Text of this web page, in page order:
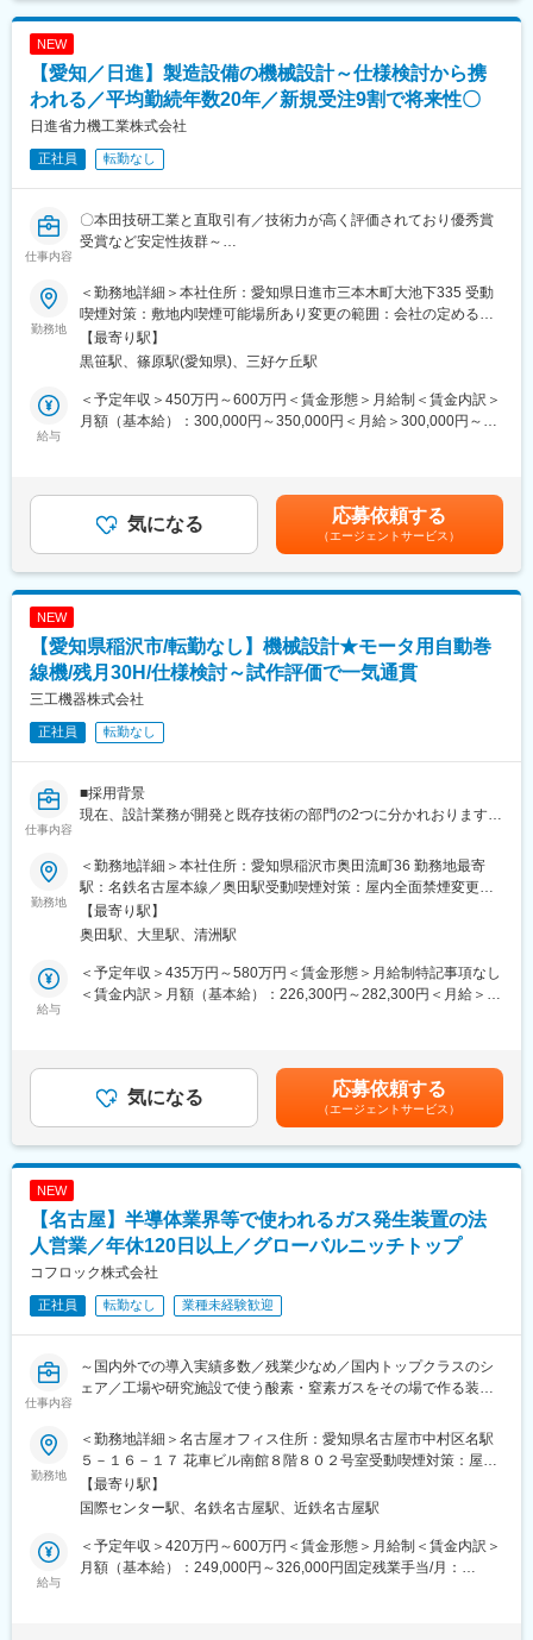
＜将来的には＞
電気設計～部品の手配～組立～据付工事まで一貫した業務をご担
当いただく予定です。
部品や電気機器を配線してボックス内に収納された装置のことで
す。
なります。
■組織構成：
当社では現在7名、総務担当3名(女性)＋設計・据付担当4名(男性)
のスタッフが在籍。一緒に業務を行っていただく設計・据付担当
は、50代1名・30代2名・20代1名の男性社員が活躍しておりま
す。
・当社は創業より40年以上にわたり、トヨタ自動車様向けの制御
盤を設計・製作・納品・メンテナンスを行っております。長年の
頂けているためです。
や給与で還元するのはもちろんのこと、忘年会や歓迎会、BBQな
どの行事も盛んです。悩み事なども相談しやすい雰囲気です。
は固定手当を含めた表記です。
NEW
【愛知／日進】製造設備の機械設計～仕様検討から携
われる／平均勤続年数20年／新規受注9割で将来性〇
日進省力機工業株式会社
正社員 転勤なし
仕事内容
〇本田技研工業と直取引有／技術力が高く評価されており優秀賞
受賞など安定性抜群～
き方が出来ます。
■仕事概要：
・大手自動車メーカーの生産ラインにて使用される、省力化・省
人化のための生産設備の機械設計としてご活躍いただきます。
■仕事詳細：
・お客様との仕様検討～設計～アフターフォローまでの一連の業
とが出来ます。
・組立や納品は別部署の社員が行っております。
設計を行っています。新規メインであるため、扱う機械で同じも
のがなく技術を磨き続けることが出来ます。
★安定受注で会社の安定性◎
…近年では自動車だけでなく、二輪車や芝刈り機・発電機などを
製造する場面でも使用されており、特に非常時に必要となる発電
からも厚い信頼を得ています。
〇機械設計部門には4名（40代2名、30代2名）が在籍していま
す。
■就業環境：
・土日休／年間休日115日／平均残業時間30Hでワークライフバラ
ンス充実
・社風として会社の利益は従業員に還元する仕組みを取っていま
変更の範囲：会社の定める業務
勤務地
＜勤務地詳細＞本社住所：愛知県日進市三本木町大池下335 受動
喫煙対策：敷地内喫煙可能場所あり変更の範囲：会社の定める事
業所
【最寄り駅】
黒笹駅、篠原駅(愛知県)、三好ケ丘駅
給与
＜予定年収＞450万円～600万円＜賃金形態＞月給制＜賃金内訳＞
月額（基本給）：300,000円～350,000円＜月給＞300,000円～
通じて上下する可能性があります。月給(月額)は固定手当を含みま
す。
気になる 応募依頼する
（エージェントサービス）
NEW
【愛知県稲沢市/転勤なし】機械設計★モータ用自動巻
線機/残月30H/仕様検討～試作評価で一気通貫
三工機器株式会社
正社員 転勤なし
仕事内容
■採用背景
現在、設計業務が開発と既存技術の部門の2つに分かれおります。
事の受注が徐々に増えている状況で、その業務量に対応するため
の増員募集となります。
■ミッション
一部外注に委託している業務があり、その業務の指示出しや納品
された製品が正確に指示通りに作業ができているのかを確認して
いただきます。
ータ用自動巻線機の機械設計業務をお任せいたします。モーター
やセンサーの重要なパーツである「コイル」。モータ用自動巻線
機とは、コイル製造のために電線を精密に巻く機械です。
のチームで進めていきます。また、小さな機械の場合、納入～研
修～サービス・メンテナンスの一次対応まで行うこともありま
す。業務で関与する範囲は広く、設計業務の一連の流れを身に着
けることが出来ます。※設計、製造、組み立てについて、一部外注
に依頼することで、業務量を抑えています。
PJT開始から納入までの期間は平均して4～5か月、大きなPJTにな
ると10か月程度です。設計部分だと2か月～4か月程度です。
■教育体制：
入社後3か月は研修期間となります。これまで使用していたCAD
の種類が異なる方は、この期間にiCAD、AutoCADの習得をしてい
ただきます。その後、上司の下でサポート業務をしながら、仕事
を覚えてきます。
勤務地
＜勤務地詳細＞本社住所：愛知県稲沢市奥田流町36 勤務地最寄
駅：名鉄名古屋本線／奥田駅受動喫煙対策：屋内全面禁煙変更の
範囲：会社の定める事業所
【最寄り駅】
奥田駅、大里駅、清洲駅
給与
＜予定年収＞435万円～580万円＜賃金形態＞月給制特記事項なし
＜賃金内訳＞月額（基本給）：226,300円～282,300円＜月給＞
14,000円、家族手当16,000円賃金はあくまでも目安の金額であ
り、選考を通じて上下する可能性があります。月給(月額)は固定手
気になる 応募依頼する
（エージェントサービス）
NEW
【名古屋】半導体業界等で使われるガス発生装置の法
人営業／年休120日以上／グローバルニッチトップ
コフロック株式会社
正社員 転勤なし 業種未経験歓迎
仕事内容
～国内外での導入実績多数／残業少なめ／国内トップクラスのシ
ェア／工場や研究施設で使う酸素・窒素ガスをその場で作る装置
■業務詳細：
製造業や大学、研究機関などへガス発生装置の営業をお任せしま
す。
└企業や大学への訪問および提案活動
└見積書作成や商品説明
└展示会での販促活動や新規顧客対応（既存取引先からの紹介や
展示会でのつながりから対応）
勤務地
＜勤務地詳細＞名古屋オフィス住所：愛知県名古屋市中村区名駅
５－１６－１７ 花車ビル南館８階８０２号室受動喫煙対策：屋内
全面禁煙変更の範囲：会社の定める事業所
【最寄り駅】
国際センター駅、名鉄名古屋駅、近鉄名古屋駅
給与
＜予定年収＞420万円～600万円＜賃金形態＞月給制＜賃金内訳＞
月額（基本給）：249,000円～326,000円固定残業手当/月：